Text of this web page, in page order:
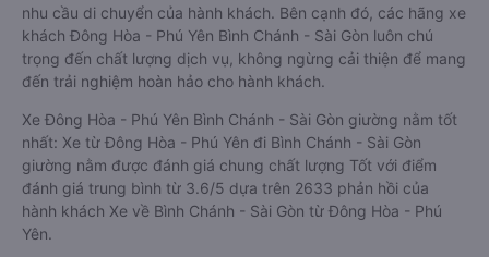
nhu cầu di chuyển của hành khách. Bên cạnh đó, các hãng xe
khách Đông Hòa - Phú Yên Bình Chánh - Sài Gòn luôn chú
trọng đến chất lượng dịch vụ, không ngừng cải thiện để mang
đến trải nghiệm hoàn hảo cho hành khách.
Xe Đông Hòa - Phú Yên Bình Chánh - Sài Gòn giường nằm tốt
nhất: Xe từ Đông Hòa - Phú Yên đi Bình Chánh - Sài Gòn
giường nằm được đánh giá chung chất lượng Tốt với điểm
đánh giá trung bình từ 3.6/5 dựa trên 2633 phản hồi của
hành khách Xe về Bình Chánh - Sài Gòn từ Đông Hòa - Phú
Yên.